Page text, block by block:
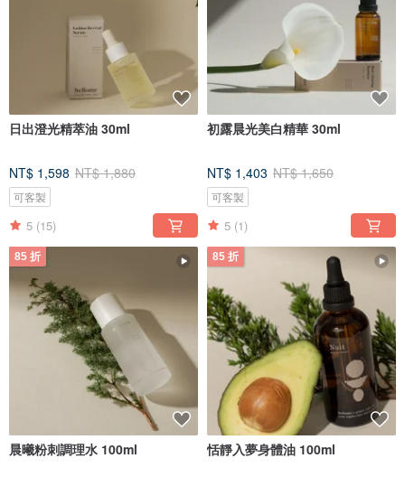
日出澄光精萃油 30ml
NT$ 1,598 NT$ 1,880
可客製
5 (15)
初露晨光美白精華 30ml
NT$ 1,403 NT$ 1,650
可客製
5 (1)
85 折
晨曦粉刺調理水 100ml
85 折
恬靜入夢身體油 100ml